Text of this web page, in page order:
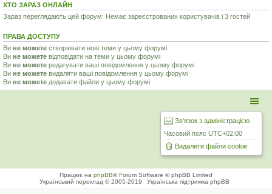
ХТО ЗАРАЗ ОНЛАЙН
Зараз переглядають цей форум: Немає зареєстрованих користувачів і 3 гостей
ПРАВА ДОСТУПУ
Ви не можете створювати нові теми у цьому форумі
Ви не можете відповідати на теми у цьому форумі
Ви не можете редагувати ваші повідомлення у цьому форумі
Ви не можете видаляти ваші повідомлення у цьому форумі
Ви не можете додавати файли у цьому форумі
Зв'язок з адміністрацією
Часовий пояс UTC+02:00
Видалити файли cookie
Працює на phpBB® Forum Software © phpBB Limited
Український переклад © 2005-2019
Українська підтримка phpBB